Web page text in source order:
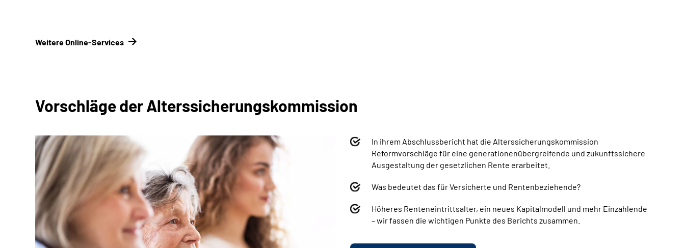
Weitere Online-Services
Vorschläge der Alterssicherungskommission
In ihrem Abschlussbericht hat die Alterssicherungskommission
Reformvorschläge für eine generationenübergreifende und zukunftssichere
Ausgestaltung der gesetzlichen Rente erarbeitet.
Was bedeutet das für Versicherte und Rentenbeziehende?
Höheres Renteneintrittsalter, ein neues Kapitalmodell und mehr Einzahlende
– wir fassen die wichtigen Punkte des Berichts zusammen.